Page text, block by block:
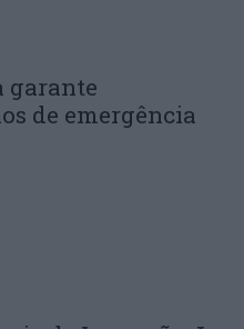
garante
de emergência